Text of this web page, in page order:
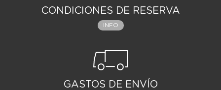
CONDICIONES DE RESERVA
INFO
GASTOS DE ENVÍO